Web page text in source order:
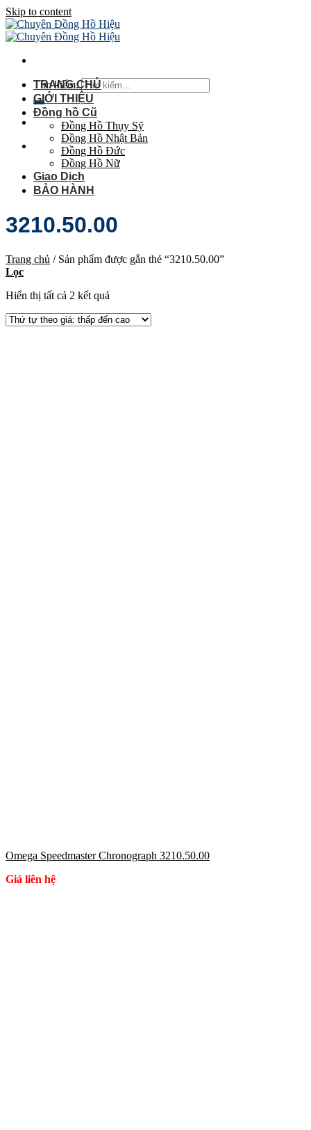
Skip to content
Tìm kiếm:
TRANG CHỦ
GIỚI THIỆU
Đồng hồ Cũ
Đồng Hồ Thụy Sỹ
Đồng Hồ Nhật Bản
Đồng Hồ Đức
Đồng Hồ Nữ
Giao Dịch
BẢO HÀNH
3210.50.00
Trang chủ /Sản phẩm được gắn thẻ “3210.50.00”
Lọc
Hiển thị tất cả 2 kết quả
Omega Speedmaster Chronograph 3210.50.00
Giá liên hệ